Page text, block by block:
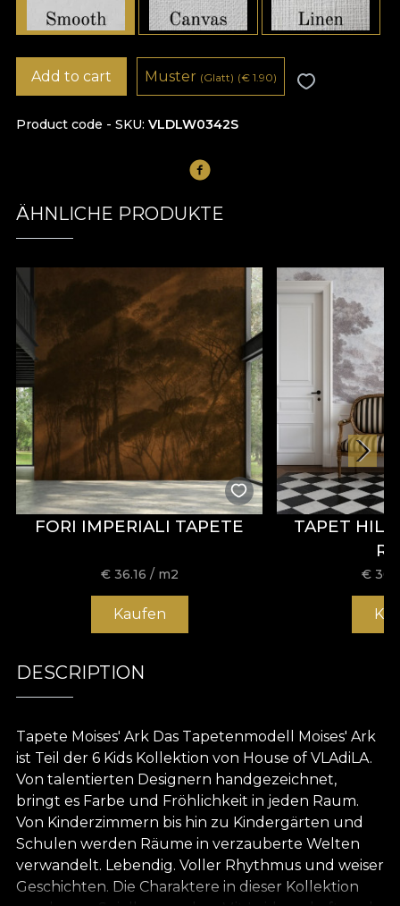
Product code - SKU VLDLW0342S
Add to cart Muster (Glatt) (€ 1.90)
ÄHNLICHE PRODUKTE
FORI IMPERIALI TAPETE
€ 36.16 / m2
Kaufen
TAPET
€
DESCRIPTION
Tapete Moises' Ark Das Tapetenmodell Moises' Ark
ist Teil der 6 Kids Kollektion von House of VLAdiLA.
Von talentierten Designern handgezeichnet,
bringt es Farbe und Fröhlichkeit in jeden Raum.
Von Kinderzimmern bis hin zu Kindergärten und
Schulen werden Räume in verzauberte Welten
verwandelt. Lebendig. Voller Rhythmus und weiser
Geschichten. Die Charaktere in dieser Kollektion